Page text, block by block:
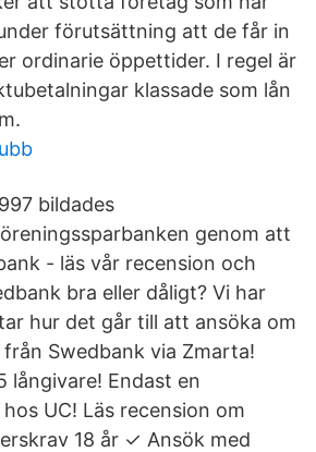
förutsättning att de får in
ordinarie öppettider. I regel är
klassade som lån
bildades
genom att
- läs vår recension och
bra eller dåligt? Vi har
hur det går till att ansöka om
Swedbank via Zmarta!
långivare! Endast en
UC! Läs recension om
18 år ✓ Ansök med